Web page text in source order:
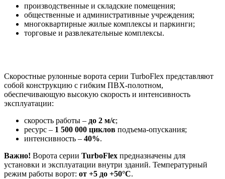
производственные и складские помещения;
общественные и административные учреждения;
многоквартирные жилые комплексы и паркинги;
торговые и развлекательные комплексы.
Скоростные рулонные ворота серии TurboFlex представляют
собой конструкцию с гибким ПВХ-полотном,
обеспечивающую высокую скорость и интенсивность
эксплуатации:
скорость работы – до 2 м/с;
ресурс – 1 500 000 циклов подъема-опускания;
интенсивность – 40%.
Важно! Ворота серии TurboFlex предназначены для
установки и эксплуатации внутри зданий. Температурный
режим работы ворот: от +5 до +50°С.